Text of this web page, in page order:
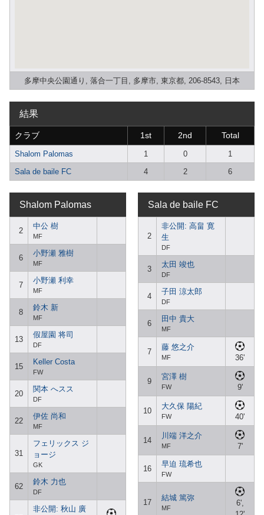
多摩中央公園通り, 落合一丁目, 多摩市, 東京都, 206-8543, 日本
結果
クラブ 1st 2nd Total
Shalom Palomas 1 0
1
Sala de baile FC
4 2 6
Shalom Palomas
2
中公 樹
MF
6
小野瀬 雅樹
MF
7
小野瀬 利幸
MF
8
鈴木 新
MF
13
假屋園 将司
DF
15
Keller Costa
FW
20
関本 へスス
DF
22
伊佐 尚和
MF
31
フェリックス ジ
ョージ
GK
62
鈴木 力也
DF
非公開: 秋山 廣
Sala de baile FC
2
非公開: 高畠 寛
生
DF
3
太田 竣也
DF
4
子田 涼太郎
DF
6
田中 貴大
MF
7
藤 悠之介
MF 36'
9
宮澤 樹
FW 9'
10
大久保 陽紀
FW 40'
14
川端 洋之介
MF 7'
16
早迫 琉希也
FW
17
結城 篤弥
MF
6',